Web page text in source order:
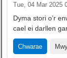
Tue, 04 Mar 2025
Dyma stori o’r
cael ei darllen
Chwarae